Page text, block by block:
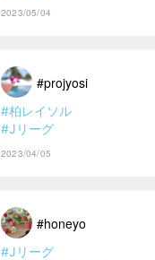
2023/05/04
#projyosi
#柏レイソル
#Jリーグ
2023/04/05
#honeyo
#Jリーグ